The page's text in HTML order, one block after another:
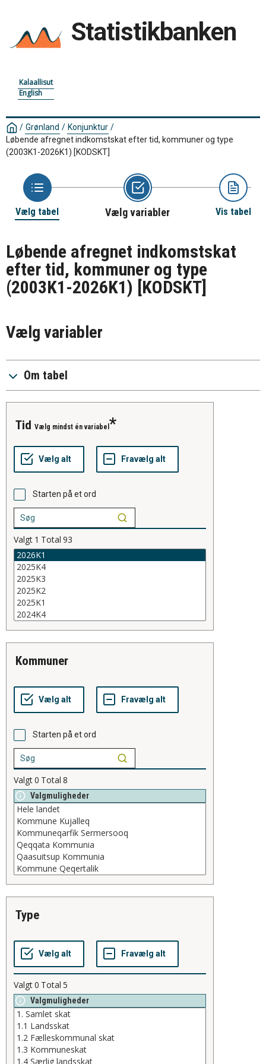
Statistikbanken
Kalaallisut
English
/ Grønland / Konjunktur /
Løbende afregnet indkomstskat efter tid, kommuner og type
(2003K1-2026K1) [KODSKT]
Vælg tabel Vælg variabler Vis tabel
Løbende afregnet indkomstskat
efter tid, kommuner og type
(2003K1-2026K1) [KODSKT]
Vælg variabler
Om tabel
tid Vælg mindst én variabel
Starten på et ord
Valgt 1 Total 93
kommuner
Starten på et ord
Valgt0 Total 8
Valgmuligheder
type
Valgt0 Total 5
Valgmuligheder